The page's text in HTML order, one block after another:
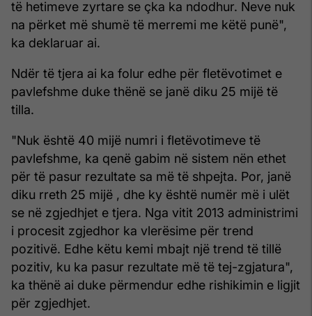
të hetimeve zyrtare se çka ka ndodhur. Neve nuk
na përket më shumë të merremi me këtë punë",
ka deklaruar ai.
Ndër të tjera ai ka folur edhe për fletëvotimet e
pavlefshme duke thënë se janë diku 25 mijë të
tilla.
"Nuk është 40 mijë numri i fletëvotimeve të
pavlefshme, ka qenë gabim në sistem nën ethet
për të pasur rezultate sa më të shpejta. Por, janë
diku rreth 25 mijë , dhe ky është numër më i ulët
se në zgjedhjet e tjera. Nga vitit 2013 administrimi
i procesit zgjedhor ka vlerësime për trend
pozitivë. Edhe këtu kemi mbajt një trend të tillë
pozitiv, ku ka pasur rezultate më të tej-zgjatura",
ka thënë ai duke përmendur edhe rishikimin e ligjit
për zgjedhjet.